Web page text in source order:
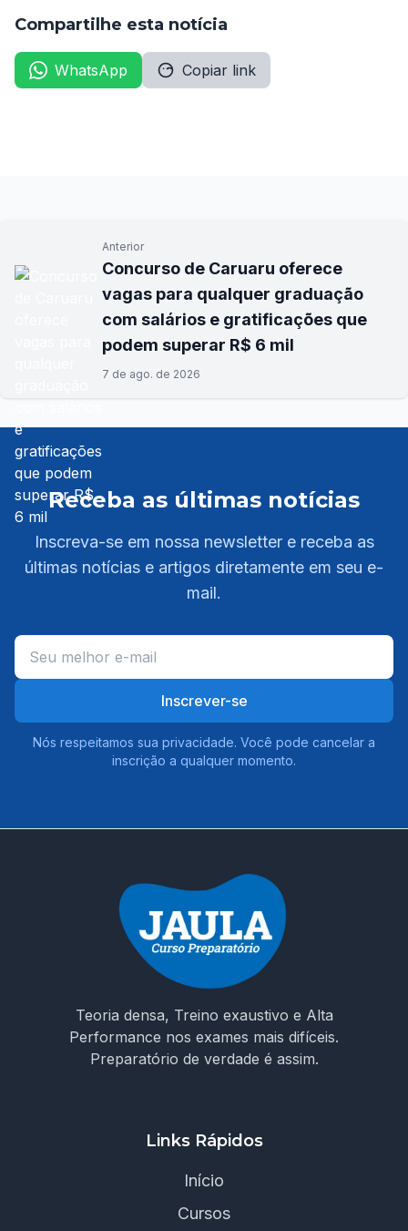
Compartilhe esta notícia
WhatsApp Copiar link
Anterior
Concurso de Caruaru oferece
vagas para qualquer graduação
com salários e gratificações que
podem superar R$ 6 mil
7 de ago. de 2026
Receba as últimas notícias
Inscreva-se em nossa newsletter e receba as
últimas notícias e artigos diretamente em seu e-
mail.
Inscrever-se
Nós respeitamos sua privacidade. Você pode cancelar a
inscrição a qualquer momento.
Teoria densa, Treino exaustivo e Alta
Performance nos exames mais difíceis.
Preparatório de verdade é assim.
Links Rápidos
Início
Cursos